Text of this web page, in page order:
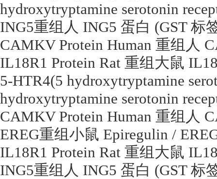
hydroxytryptamine serotonin
ING5重组人 ING5 蛋白 (GST 标
CAMKV Protein Human 重组人
IL18R1 Protein Rat 重组大鼠
5-HTR4(5 hydroxytryptamine
hydroxytryptamine serotonin
CAMKV Protein Human 重组人
EREG重组小鼠 Epiregulin /
IL18R1 Protein Rat 重组大鼠
ING5重组人 ING5 蛋白 (GST 标